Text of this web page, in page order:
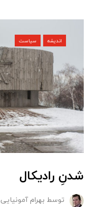
اندیشه سیاست
شدنِ رادیکال
توسط بهرام آمونیایی